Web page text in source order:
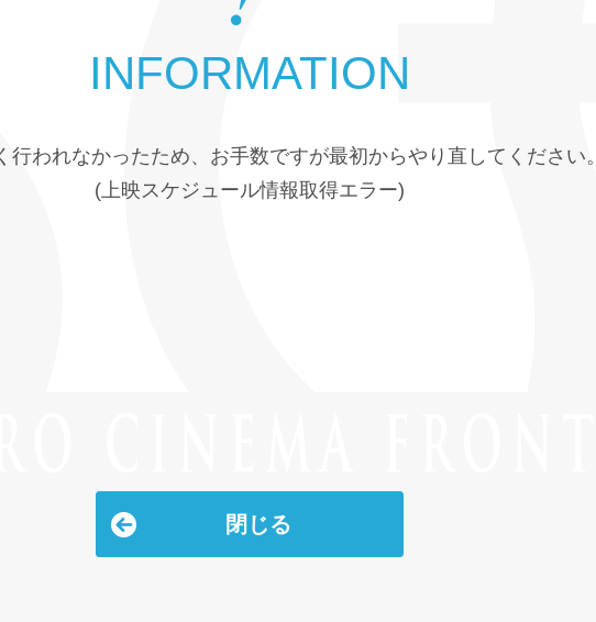
INFORMATION
行われなかったため、お手数ですが最初からやり直してください。
(上映スケジュール情報取得エラー)
閉じる